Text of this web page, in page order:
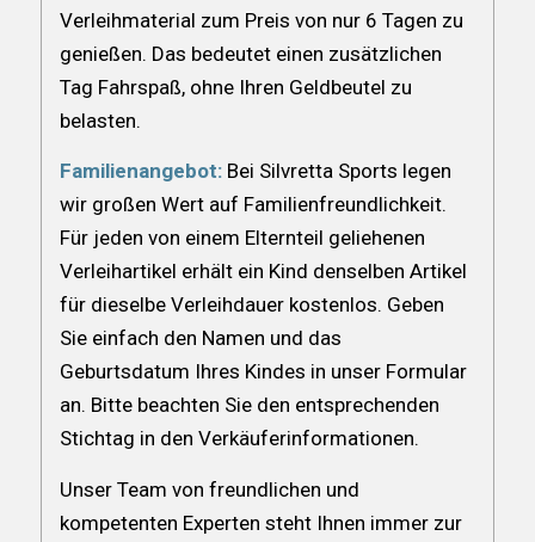
Verleihmaterial zum Preis von nur 6 Tagen zu
genießen. Das bedeutet einen zusätzlichen
Tag Fahrspaß, ohne Ihren Geldbeutel zu
belasten.
Familienangebot:Bei Silvretta Sports legen
wir großen Wert auf Familienfreundlichkeit.
Für jeden von einem Elternteil geliehenen
Verleihartikel erhält ein Kind denselben Artikel
für dieselbe Verleihdauer kostenlos. Geben
Sie einfach den Namen und das
Geburtsdatum Ihres Kindes in unser Formular
an. Bitte beachten Sie den entsprechenden
Stichtag in den Verkäuferinformationen.
Unser Team von freundlichen und
kompetenten Experten steht Ihnen immer zur